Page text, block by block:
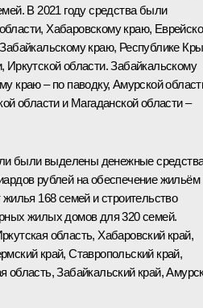
В 2021 году средства были
Хабаровскому краю,
краю, Республике
Иркутской области. Забайкальскому
краю – по паводку, Амурской
области и Магаданской области –
были выделены денежные
рублей на обеспечение жильём
168 семей и строительство
жилых домов для 320 семей.
область, Хабаровский край,
край, Ставропольский край,
область, Забайкальский край,